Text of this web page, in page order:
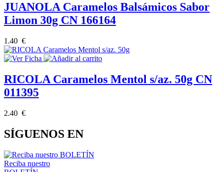
JUANOLA Caramelos Balsámicos Sabor
Limon 30g CN 166164
1.40 €
RICOLA Caramelos Mentol s/az. 50g CN
011395
2.40 €
SÍGUENOS EN
Reciba nuestro